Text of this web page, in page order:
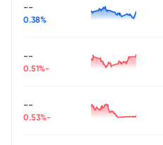
--
0.38%
--
-0.51%
--
-0.53%